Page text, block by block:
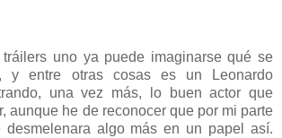
uno ya puede imaginarse qué se
y entre otras cosas es un Leonardo
una vez más, lo buen actor que
aunque he de reconocer que por mi parte
desmelenara algo más en un papel así.